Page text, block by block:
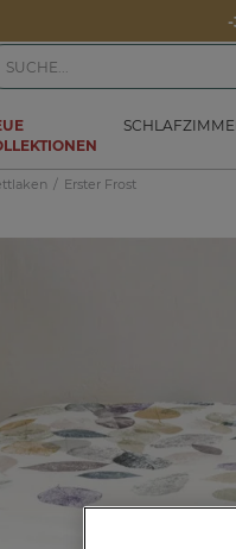
Erster Frost